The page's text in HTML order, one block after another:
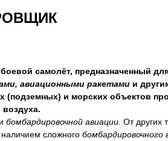
самолёт, предназначенный
авиационными ракетами и
(подземных) и морских объектов
воздуха.
бомбардировочной авиации. От других
сложного бомбардировочного